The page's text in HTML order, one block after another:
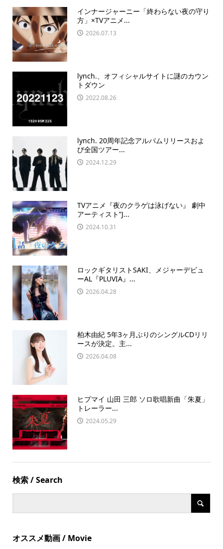
インナージャーニー「終わらない夜の守り
方」×TVアニメ...
2026.07.13
lynch.、オフィシャルサイトに謎のカウン
トダウン
2022.08.26
lynch. 20周年記念アルバムリリースおよ
び全国ツアー...
2024.12.29
TVアニメ『夜のクラゲは泳げない』 劇中
アーティスト”J...
2024.10.31
ロックギタリストSAKI、メジャーデビュ
ーAL『PLUVIA』...
2026.04.28
柏木由紀 5年3ヶ月ぶりのシングルCDリリ
ースが決定。主...
2026.04.08
ヒプマイ 山田 三郎 ソロ歌唱新曲「朱夏」
トレーラー...
2024.05.29
検索 / Search
オススメ動画 / Movie